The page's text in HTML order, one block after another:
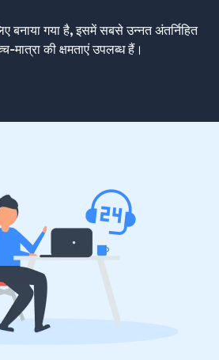
बनाया गया है, इसमें सबसे उन्नत अंतर्निहित
मात्रा की क्षमताएं उपलब्ध हैं।